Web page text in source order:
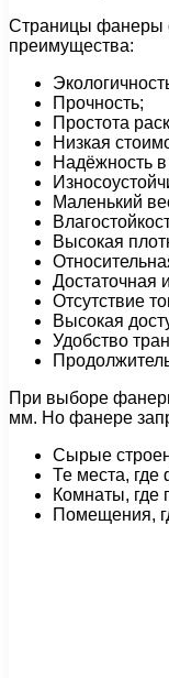
Страницы фанеры
преимущества:
Прочность;
Простота
Низкая
Надёжность в
Маленький
Высокая
Достаточная
Отсутствие
Высокая
Удобство
При выборе
мм. Но фанере
Сырые
Те места,
Комнаты, где
Помещения,